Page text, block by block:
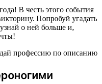
В честь этого события
Попробуй угадать
о ней больше и,